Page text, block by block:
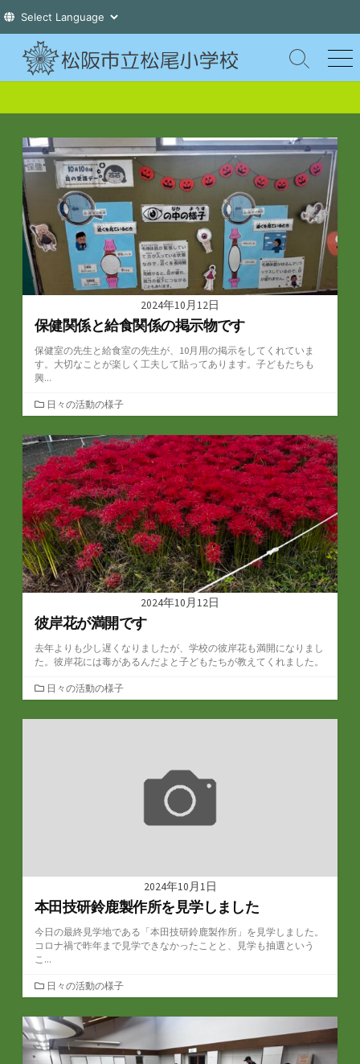
テ
検
索
り
え
メ
ニ
ー
2024年10月12日
保健関係と給食関係の掲示物です
保健室の先生と給食室の先生が、10月用の掲示をしてくれていま
す。大切なことが楽しく工夫して貼ってあります。子どもたちも
興...
カ
テ
ゴ
リ
ー
日々の活動の様子
2024年10月12日
彼岸花が満開です
去年よりも少し遅くなりましたが、学校の彼岸花も満開になりまし
た。彼岸花には毒があるんだよと子どもたちが教えてくれました。
カ
テ
ゴ
日々の活動の様子
2024年10月1日
本田技研鈴鹿製作所を見学しました
今日の最終見学地である「本田技研鈴鹿製作所」を見学しました。
コロナ禍で昨年まで見学できなかったことと、見学も抽選という
こ...
カ
テ
ゴ
リ
ー
日々の活動の様子